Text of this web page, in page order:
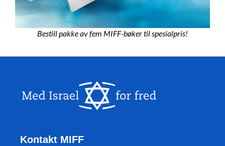
Bestill pakke av fem MIFF-bøker til spesialpris!
Kontakt MIFF